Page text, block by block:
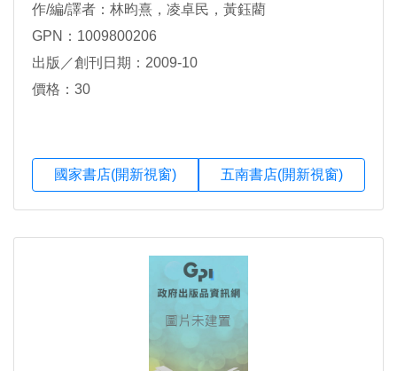
作/編/譯者：林昀熹，凌卓民，黃鈺藺
GPN：1009800206
出版／創刊日期：2009-10
價格：30
國家書店(開新視窗) 五南書店(開新視窗)